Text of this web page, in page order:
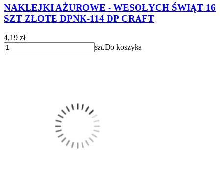
NAKLEJKI AŻUROWE - WESOŁYCH ŚWIĄT 16
SZT ZŁOTE DPNK-114 DP CRAFT
4,19 zł
szt.Do koszyka